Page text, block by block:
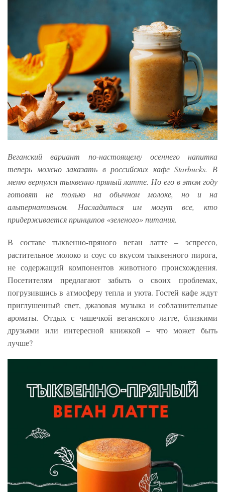
Веганский вариант по-настоящему осеннего напитка
теперь можно заказать в российских кафе Starbucks. В
меню вернулся тыквенно-пряный латте. Но его в этом году
готовят не только на обычном молоке, но и на
альтернативном. Насладиться им могут все, кто
придерживается принципов «зеленого» питания.
В составе тыквенно-пряного веган латте – эспрессо,
растительное молоко и соус со вкусом тыквенного пирога,
не содержащий компонентов животного происхождения.
Посетителям предлагают забыть о своих проблемах,
погрузившись в атмосферу тепла и уюта. Гостей кафе ждут
приглушенный свет, джазовая музыка и соблазнительные
ароматы. Отдых с чашечкой веганского латте, близкими
друзьями или интересной книжкой – что может быть
лучше?